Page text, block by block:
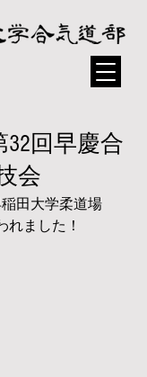
32回早慶合
会
田大学柔道場
れました！